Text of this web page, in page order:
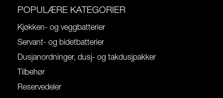
POPULÆRE KATEGORIER
Kjøkken- og veggbatterier
Servant- og bidetbatterier
Dusjanordninger, dusj- og takdusjpakker
Tilbehør
Reservedeler